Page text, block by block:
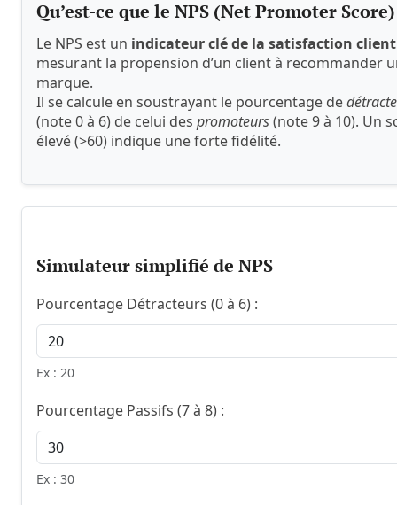
Qu’est-ce que le NPS (Net Promoter
Le NPS est un indicateur clé de la satisfaction client
mesurant la propension d’un client à recommander
marque.
Il se calcule en soustrayant le pourcentage de
(note 0 à 6) de celui des promoteurs(note 9 à 10). Un
élevé (>60) indique une forte fidélité.
Simulateur simplifié de NPS
Renseignez le pourcentage de clients détracteurs,
Pourcentage Détracteurs (0 à 6) :
Ex : 20
Pourcentage Passifs (7 à 8) :
Ex : 30